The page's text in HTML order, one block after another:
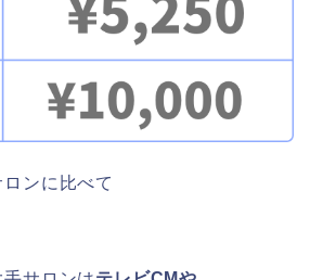
ンに比べて